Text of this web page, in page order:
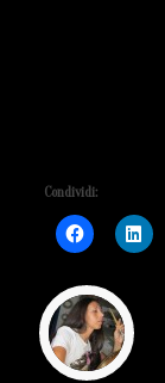
Condividi: